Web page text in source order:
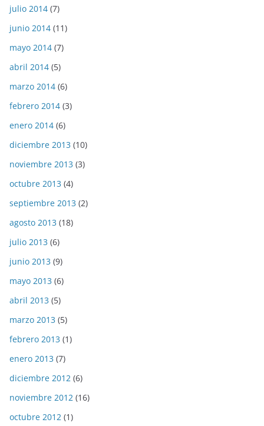
julio 2014 (7)
junio 2014 (11)
mayo 2014 (7)
abril 2014 (5)
marzo 2014 (6)
febrero 2014 (3)
enero 2014 (6)
diciembre 2013 (10)
noviembre 2013 (3)
octubre 2013 (4)
septiembre 2013 (2)
agosto 2013 (18)
julio 2013 (6)
junio 2013 (9)
mayo 2013 (6)
abril 2013 (5)
marzo 2013 (5)
febrero 2013 (1)
enero 2013 (7)
diciembre 2012 (6)
noviembre 2012 (16)
octubre 2012 (1)